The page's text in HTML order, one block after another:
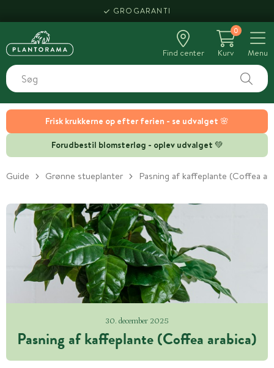
Frisk krukkerne op efter ferien - se udvalget 🌸
Forudbestil blomsterløg - oplev udvalget 💚
GROGARANTI
Find center
0
Kurv
Menu
Guide Grønne stueplanter Pasning af kaffeplante (Coffea
30. december 2025
Pasning af kaffeplante (Coffea arabica)